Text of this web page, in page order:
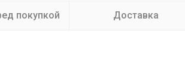
покупкой Доставка